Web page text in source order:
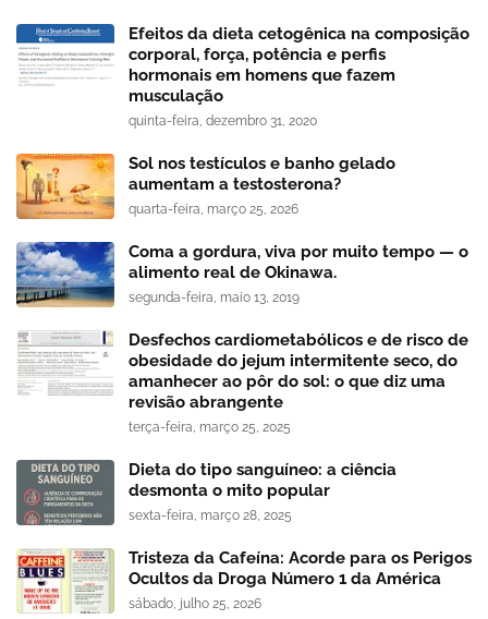
Efeitos da dieta cetogênica na composição
corporal, força, potência e perfis
hormonais em homens que fazem
musculação
quinta-feira, dezembro 31, 2020
Sol nos testículos e banho gelado
aumentam a testosterona?
quarta-feira, março 25, 2026
Coma a gordura, viva por muito tempo — o
alimento real de Okinawa.
segunda-feira, maio 13, 2019
Desfechos cardiometabólicos e de risco de
obesidade do jejum intermitente seco, do
amanhecer ao pôr do sol: o que diz uma
revisão abrangente
terça-feira, março 25, 2025
Dieta do tipo sanguíneo: a ciência
desmonta o mito popular
sexta-feira, março 28, 2025
Tristeza da Cafeína: Acorde para os Perigos
Ocultos da Droga Número 1 da América
sábado, julho 25, 2026